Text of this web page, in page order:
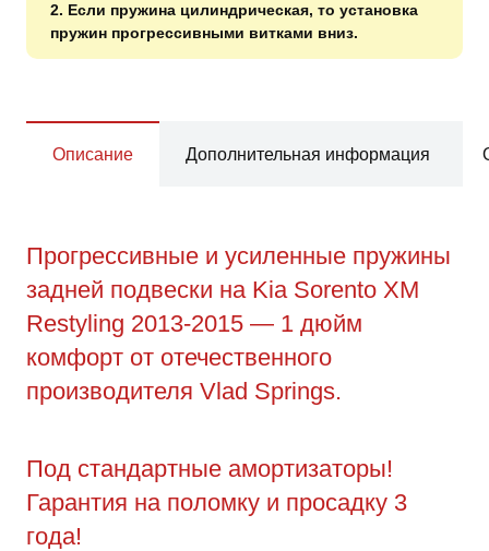
2. Если пружина цилиндрическая, то установка
пружин прогрессивными витками вниз.
Описание Дополнительная информация
Прогрессивные и усиленные пружины
задней подвески на Kia Sorento XM
Restyling 2013-2015 — 1 дюйм
комфорт от отечественного
производителя Vlad Springs.
Под стандартные амортизаторы!
Гарантия на поломку и просадку 3
года!